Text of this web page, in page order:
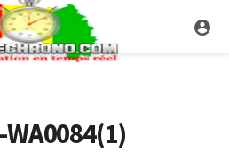
l’Ambassadeur Mamadou Bhoye Baldé appelle